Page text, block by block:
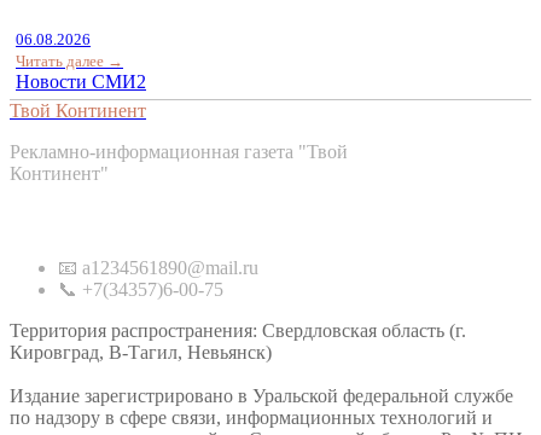
06.08.2026
Читать далее →
Новости СМИ2
Твой Континент
Рекламно-информационная газета "Твой
Континент"
📧 a1234561890@mail.ru
📞 +7(34357)6-00-75
Территория распространения: Свердловская область (г.
Кировград, В-Тагил, Невьянск)
Издание зарегистрировано в Уральской федеральной службе
по надзору в сфере связи, информационных технологий и